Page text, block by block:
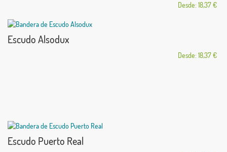
Desde: 18,37 €
Escudo Alsodux
Desde: 18,37 €
Escudo Puerto Real